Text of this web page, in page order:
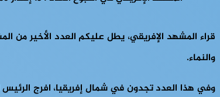
والنماء.
وفي هذا العدد تجدون في شمال إفريقيا، افرج الرئيس